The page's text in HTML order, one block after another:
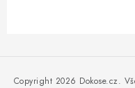
Copyright 2026 Dokose.cz.